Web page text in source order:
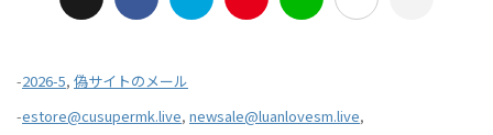
-2026-5, 偽サイトのメール
-estore@cusupermk.live, newsale@luanlovesm.live,